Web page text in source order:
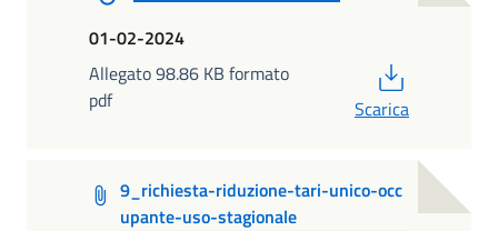
01-02-2024
Allegato 98.86 KB formato
pdf
Scarica
9_richiesta-riduzione-tari-unico-occ
upante-uso-stagionale